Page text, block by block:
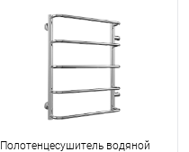
Полотенцесушитель водяной